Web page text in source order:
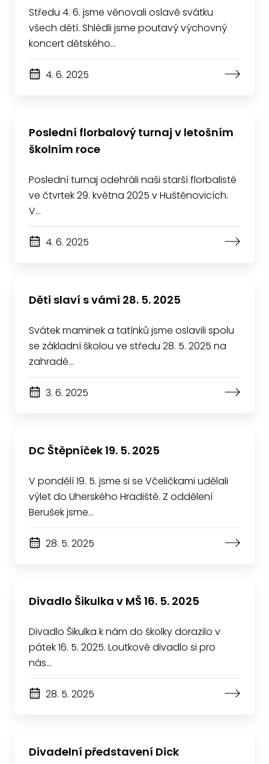
Středu 4. 6. jsme věnovali oslavě svátku
všech dětí. Shlédli jsme poutavý výchovný
koncert dětského…
4. 6. 2025
Poslední florbalový turnaj v letošním
školním roce
Poslední turnaj odehráli naši starší florbalisté
ve čtvrtek 29. května 2025 v Huštěnovicích.
V…
4. 6. 2025
Děti slaví s vámi 28. 5. 2025
Svátek maminek a tatínků jsme oslavili spolu
se základní školou ve středu 28. 5. 2025 na
zahradě…
3. 6. 2025
DC Štěpníček 19. 5. 2025
V pondělí 19. 5. jsme si se Včeličkami udělali
výlet do Uherského Hradiště. Z oddělení
Berušek jsme…
28. 5. 2025
Divadlo Šikulka v MŠ 16. 5. 2025
Divadlo Šikulka k nám do školky dorazilo v
pátek 16. 5. 2025. Loutkové divadlo si pro
nás…
28. 5. 2025
Divadelní představení Dick